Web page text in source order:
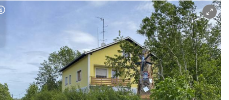
Untermenü
Untermenü
Untermenü
Copyright-Hinweis öffnen/schließen